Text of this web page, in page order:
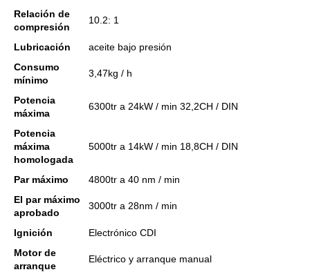
Relación de
compresión
10.2: 1
Lubricación
aceite bajo presión
Consumo
mínimo
3,47kg / h
Potencia
máxima
6300tr a 24kW / min 32,2CH / DIN
Potencia
máxima
homologada
5000tr a 14kW / min 18,8CH / DIN
Par máximo
4800tr a 40 nm / min
El par máximo
aprobado
3000tr a 28nm / min
Ignición
Electrónico CDI
Motor de
arranque
Eléctrico y arranque manual